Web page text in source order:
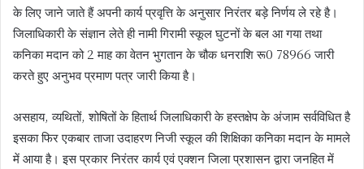
के लिए जाने जाते हैं अपनी कार्य प्रवृत्ति के अनुसार निरंतर बड़े निर्णय ले रहे है।
जिलाधिकारी के संज्ञान लेते ही नामी गिरामी स्कूल घुटनों के बल आ गया तथा
कनिका मदान को 2 माह का वेतन भुगतान के चौक धनराशि रू0 78966 जारी
करते हुए अनुभव प्रमाण पत्र जारी किया है।
असहाय, व्यथितों, शोषितों के हितार्थ जिलाधिकारी के हस्तक्षेप के अंजाम सर्वविधित है
इसका फिर एकबार ताजा उदाहरण निजी स्कूल की शिक्षिका कनिका मदान के मामले
में आया है। इस प्रकार निरंतर कार्य एवं एक्शन जिला प्रशासन द्वारा जनहित में